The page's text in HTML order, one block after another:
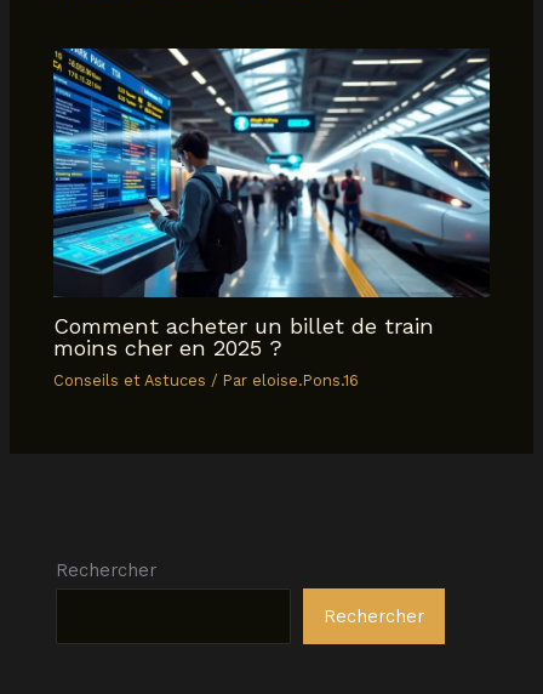
Comment acheter un billet de train
moins cher en 2025 ?
Conseils et Astuces / Par eloise.Pons.16
Rechercher
Rechercher